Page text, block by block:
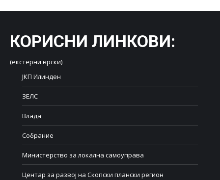
КОРИСНИ ЛИНКОВИ:
(екстерни врски)
ЈКП Илинден
ЗЕЛС
Влада
Собрание
Министерство за локална самоуправа
Центар за развој на Скопски плански регион